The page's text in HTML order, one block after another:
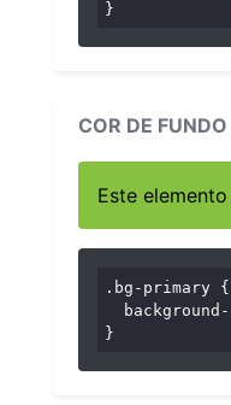
}
COR DE FUNDO
Este
.bg-primary {
}